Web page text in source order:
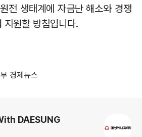
전 생태계에 자금난 해소와 경쟁
지원할 방침입니다.
경제뉴스
DAESUNG